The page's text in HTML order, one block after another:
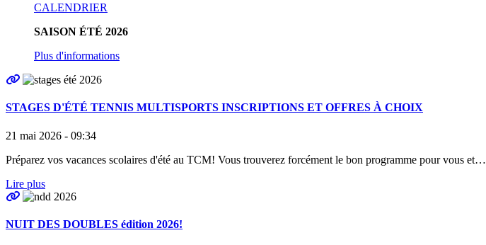
CALENDRIER
SAISON ÉTÉ 2026
Plus d'informations
STAGES D'ÉTÉ TENNIS MULTISPORTS INSCRIPTIONS ET OFFRES À CHOIX
21 mai 2026 - 09:34
Préparez vos vacances scolaires d'été au TCM! Vous trouverez forcément le bon programme pour vous et…
Lire plus
NUIT DES DOUBLES édition 2026!